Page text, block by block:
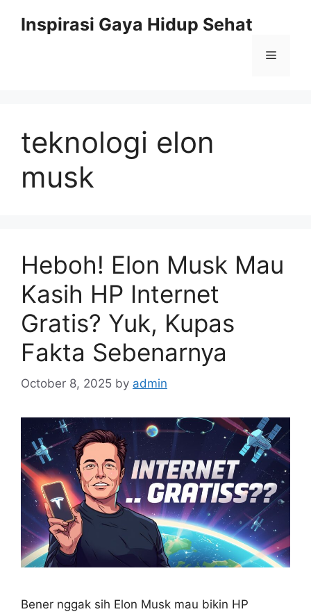
Inspirasi Gaya Hidup Sehat
Menu
teknologi elon
musk
Heboh! Elon Musk Mau
Kasih HP Internet
Gratis? Yuk, Kupas
Fakta Sebenarnya
October 8, 2025 by admin
Bener nggak sih Elon Musk mau bikin HP